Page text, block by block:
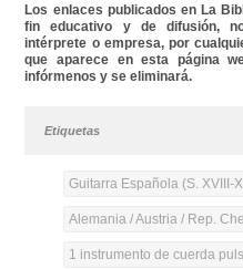
Los enlaces publicados en La
fin educativo y de difusión,
intérprete o empresa, por
que aparece en esta página
infórmenos y se eliminará.
Etiquetas
Guitarra Española (S. XVIII-
Alemania / Austria / Rep.
1 instrumento de cuerda